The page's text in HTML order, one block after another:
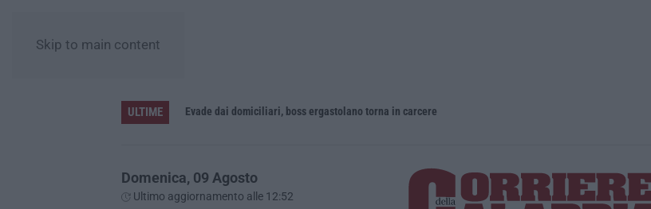
Skip to main content
ULTIME
La Notte del Mare stasera su Rai 2, la Calabria e il Mediterraneo protagonisti dal Castello Murat di Pizzo Evade dai domiciliari, boss ergastolano torna in carcere
Domenica, 09 Agosto
Ultimo aggiornamento alle 12:52